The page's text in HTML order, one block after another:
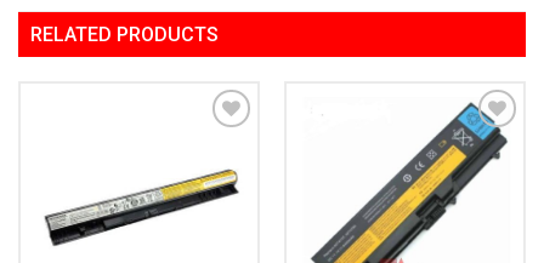
RELATED PRODUCTS
Add to
Wishlist